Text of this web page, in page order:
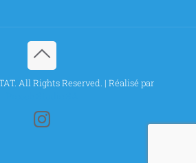
All Rights Reserved. | Réalisé par